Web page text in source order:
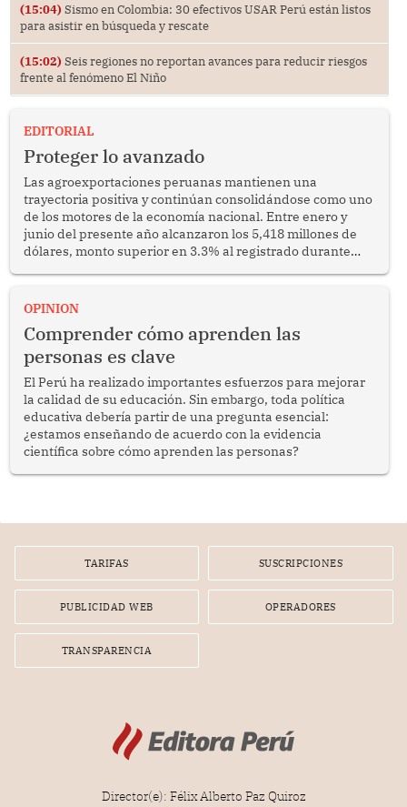
(15:04) Sismo en Colombia: 30 efectivos USAR Perú están listos
para asistir en búsqueda y rescate
(15:02) Seis regiones no reportan avances para reducir riesgos
frente al fenómeno El Niño
EDITORIAL
Proteger lo avanzado
Las agroexportaciones peruanas mantienen una
trayectoria positiva y continúan consolidándose como uno
de los motores de la economía nacional. Entre enero y
junio del presente año alcanzaron los 5,418 millones de
dólares, monto superior en 3.3% al registrado durante
competir en los mercados internacionales y generar
país.
OPINION
Comprender cómo aprenden las
personas es clave
El Perú ha realizado importantes esfuerzos para mejorar
la calidad de su educación. Sin embargo, toda política
educativa debería partir de una pregunta esencial:
¿estamos enseñando de acuerdo con la evidencia
científica sobre cómo aprenden las personas?
TARIFAS SUSCRIPCIONES
PUBLICIDAD WEB OPERADORES
TRANSPARENCIA
Director(e): Félix Alberto Paz Quiroz